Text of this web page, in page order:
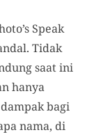
Speak
Tidak
saat ini
hanya
bagi
nama, di